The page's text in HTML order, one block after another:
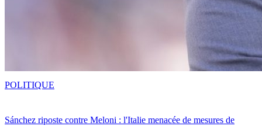
Sánchez riposte contre Meloni : l'Italie menacée de mesures de
POLITIQUE